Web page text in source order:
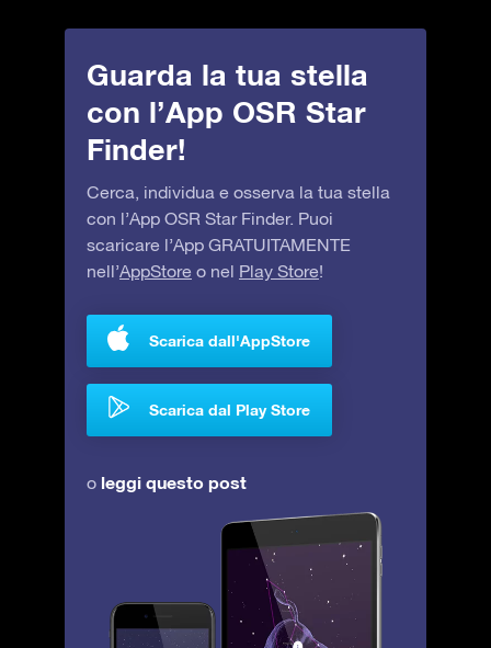
Guarda la tua stella
con l’App OSR Star
Finder!
Cerca, individua e osserva la tua stella
con l’App OSR Star Finder. Puoi
scaricare l’App GRATUITAMENTE
nell’AppStore o nel Play Store!
Scarica dall'AppStore
Scarica dal Play Store
o leggi questo post